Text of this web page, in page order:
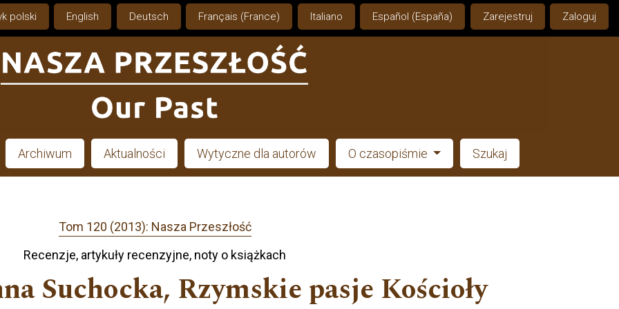
polski English Deutsch Français (France) Italiano Español (España) Zarejestruj Zaloguj
Archiwum Aktualności Wytyczne dla autorów O czasopiśmie Szukaj
Tom 120 (2013): Nasza Przeszłość
Recenzje, artykuły recenzyjne, noty o książkach
Suchocka, Rzymskie pasje Kościoły